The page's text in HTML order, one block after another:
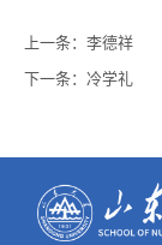
上一条： 李德祥
下一条： 冷学礼